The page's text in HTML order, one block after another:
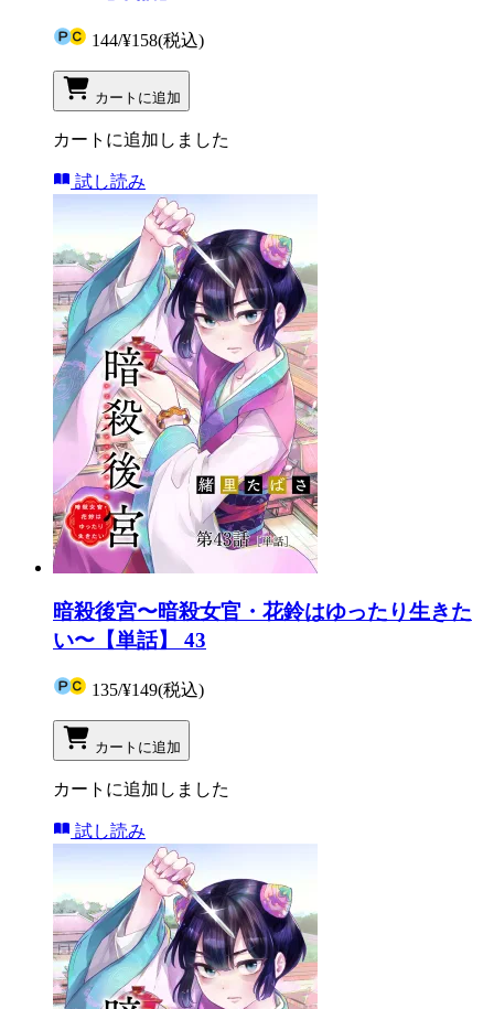
144/¥158(税込)
カートに追加
カートに追加しました
試し読み
暗殺後宮〜暗殺女官・花鈴はゆったり生きた
い〜【単話】 43
135/¥149(税込)
カートに追加
カートに追加しました
試し読み